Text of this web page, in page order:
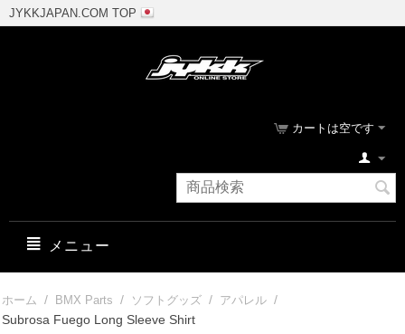
JYKKJAPAN.COM TOP
カートは空です
メニュー
ホーム / BMX Parts / ソフトグッズ / アパレル /
Subrosa Fuego Long Sleeve Shirt